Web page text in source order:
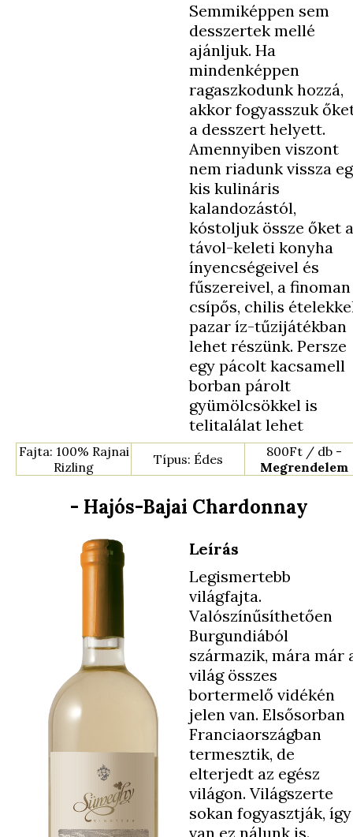
Semmiképpen sem
desszertek mellé
ajánljuk. Ha
mindenképpen
ragaszkodunk hozzá,
akkor fogyasszuk
a desszert helyett.
Amennyiben viszont
nem riadunk vissza
kis kulináris
kalandozástól,
kóstoljuk össze őket a
távol-keleti konyha
ínyencségeivel és
fűszereivel, a finoman
csípős, chilis
pazar íz-tűzijátékban
lehet részünk. Persze
egy pácolt kacsamell
borban párolt
gyümölcsökkel is
telitalálat lehet
Fajta: 100% Rajnai
Rizling
Típus: Édes
800Ft / db -
Megrendelem
- Hajós-Bajai Chardonnay
Leírás
Legismertebb
világfajta.
Valószínűsíthetően
Burgundiából
származik, mára már
világ összes
bortermelő vidékén
jelen van. Elsősorban
Franciaországban
termesztik, de
elterjedt az egész
világon. Világszerte
sokan fogyasztják, így
van ez nálunk is.